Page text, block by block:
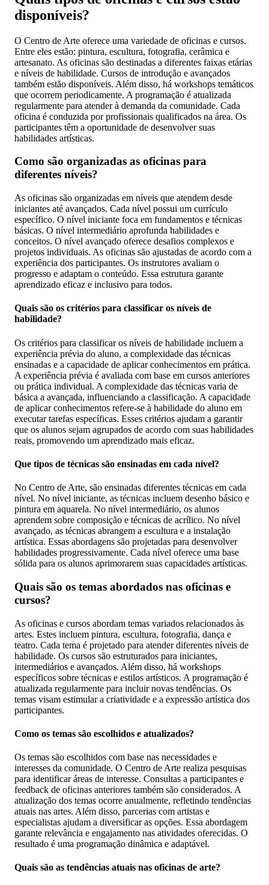
disponíveis?
O Centro de Arte oferece uma variedade de oficinas e cursos.
Entre eles estão: pintura, escultura, fotografia, cerâmica e
artesanato. As oficinas são destinadas a diferentes faixas etárias
e níveis de habilidade. Cursos de introdução e avançados
também estão disponíveis. Além disso, há workshops temáticos
que ocorrem periodicamente. A programação é atualizada
regularmente para atender à demanda da comunidade. Cada
oficina é conduzida por profissionais qualificados na área. Os
participantes têm a oportunidade de desenvolver suas
habilidades artísticas.
Como são organizadas as oficinas para
diferentes níveis?
As oficinas são organizadas em níveis que atendem desde
iniciantes até avançados. Cada nível possui um currículo
específico. O nível iniciante foca em fundamentos e técnicas
básicas. O nível intermediário aprofunda habilidades e
conceitos. O nível avançado oferece desafios complexos e
projetos individuais. As oficinas são ajustadas de acordo com a
experiência dos participantes. Os instrutores avaliam o
progresso e adaptam o conteúdo. Essa estrutura garante
aprendizado eficaz e inclusivo para todos.
Quais são os critérios para classificar os níveis de
habilidade?
Os critérios para classificar os níveis de habilidade incluem a
experiência prévia do aluno, a complexidade das técnicas
ensinadas e a capacidade de aplicar conhecimentos em prática.
A experiência prévia é avaliada com base em cursos anteriores
ou prática individual. A complexidade das técnicas varia de
básica a avançada, influenciando a classificação. A capacidade
de aplicar conhecimentos refere-se à habilidade do aluno em
executar tarefas específicas. Esses critérios ajudam a garantir
que os alunos sejam agrupados de acordo com suas habilidades
reais, promovendo um aprendizado mais eficaz.
Que tipos de técnicas são ensinadas em cada nível?
No Centro de Arte, são ensinadas diferentes técnicas em cada
nível. No nível iniciante, as técnicas incluem desenho básico e
pintura em aquarela. No nível intermediário, os alunos
aprendem sobre composição e técnicas de acrílico. No nível
avançado, as técnicas abrangem a escultura e a instalação
artística. Essas abordagens são projetadas para desenvolver
habilidades progressivamente. Cada nível oferece uma base
sólida para os alunos aprimorarem suas capacidades artísticas.
Quais são os temas abordados nas oficinas e
cursos?
As oficinas e cursos abordam temas variados relacionados às
artes. Estes incluem pintura, escultura, fotografia, dança e
teatro. Cada tema é projetado para atender diferentes níveis de
habilidade. Os cursos são estruturados para iniciantes,
intermediários e avançados. Além disso, há workshops
específicos sobre técnicas e estilos artísticos. A programação é
atualizada regularmente para incluir novas tendências. Os
temas visam estimular a criatividade e a expressão artística dos
participantes.
Como os temas são escolhidos e atualizados?
Os temas são escolhidos com base nas necessidades e
interesses da comunidade. O Centro de Arte realiza pesquisas
para identificar áreas de interesse. Consultas a participantes e
feedback de oficinas anteriores também são considerados. A
atualização dos temas ocorre anualmente, refletindo tendências
atuais nas artes. Além disso, parcerias com artistas e
especialistas ajudam a diversificar as opções. Essa abordagem
garante relevância e engajamento nas atividades oferecidas. O
resultado é uma programação dinâmica e adaptável.
Quais são as tendências atuais nas oficinas de arte?